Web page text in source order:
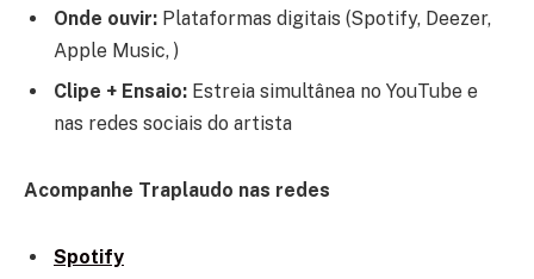
Onde ouvir: Plataformas digitais (Spotify, Deezer,
Apple Music, )
Clipe + Ensaio: Estreia simultânea no YouTube e
nas redes sociais do artista
Acompanhe Traplaudo nas redes
Spotify